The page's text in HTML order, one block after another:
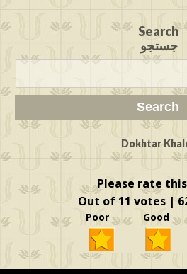
Search
جستجو
Dokhtar
Please rate
Out of 11 votes |
Poor Good